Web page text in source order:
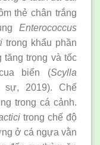
thẻ chân trắng
Enterococcus
trong khẩu phần
tăng trọng và tốc
biển (Scylla
2019). Chế
trong cá cảnh.
trong chế độ
ở cá ngựa vằn